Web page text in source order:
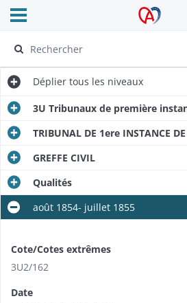
Archives Alsace -
Ouvrir le menu déroulant
Déplier tous les niveaux
3U Tribunaux de première
TRIBUNAL DE 1ere INSTANCE
GREFFE CIVIL
Qualités
août 1854- juillet 1855
Cote/Cotes extrêmes
3U2/162
Date